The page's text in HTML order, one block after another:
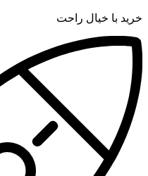
خرید با خیال راحت